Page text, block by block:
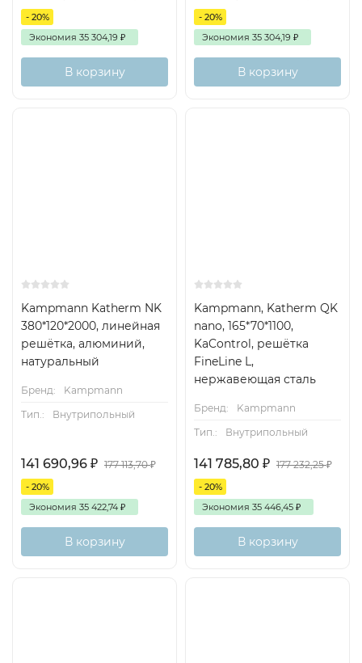
- 20%
Экономия 35 304,19 ₽
В корзину
- 20%
Экономия 35 304,19 ₽
В корзину
Kampmann Katherm NK
380*120*2000, линейная
решётка, алюминий,
натуральный
Бренд:
Kampmann
Тип.:
Внутрипольный
141 690,96 ₽ 177 113,70₽
- 20%
Экономия 35 422,74 ₽
В корзину
Kampmann, Katherm QK
nano, 165*70*1100,
KaControl, решётка
FineLine L,
нержавеющая сталь
Бренд:
Kampmann
Тип.:
Внутрипольный
141 785,80 ₽ 177 232,25₽
- 20%
Экономия 35 446,45 ₽
В корзину